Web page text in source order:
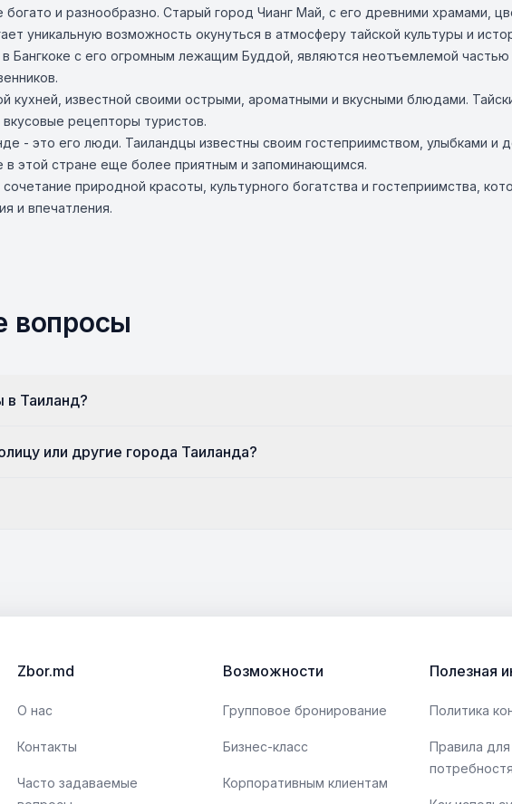
богато и разнообразно. Старый город Чианг Май, с его древними храмами,
уникальную возможность окунуться в атмосферу тайской культуры и
Бангкоке с его огромным лежащим Буддой, являются неотъемлемой
кухней, известной своими острыми, ароматными и вкусными блюдами.
рецепторы туристов.
- это его люди. Таиландцы известны своим гостеприимством, улыбками и
в этой стране еще более приятным и запоминающимся.
природной красоты, культурного богатства и гостеприимства,
и впечатления.
вопросы
в Таиланд?
или другие города Таиланда?
Zbor.md
О нас
Контакты
Часто задаваемые
Возможности
Групповое бронирование
Бизнес-класс
Корпоративным клиентам
Полезная
Политика
Правила